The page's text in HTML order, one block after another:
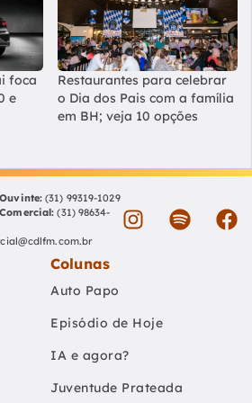
foca
e
Restaurantes para celebrar
o Dia dos Pais com a família
em BH; veja 10 opções
(31) 99319-1029
(31) 98634-
Colunas
Auto Papo
Episódio de Hoje
IA e agora?
Juventude Prateada